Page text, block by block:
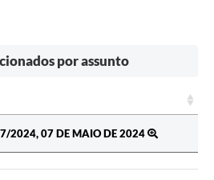
por assunto
2024, 07 DE MAIO DE 2024